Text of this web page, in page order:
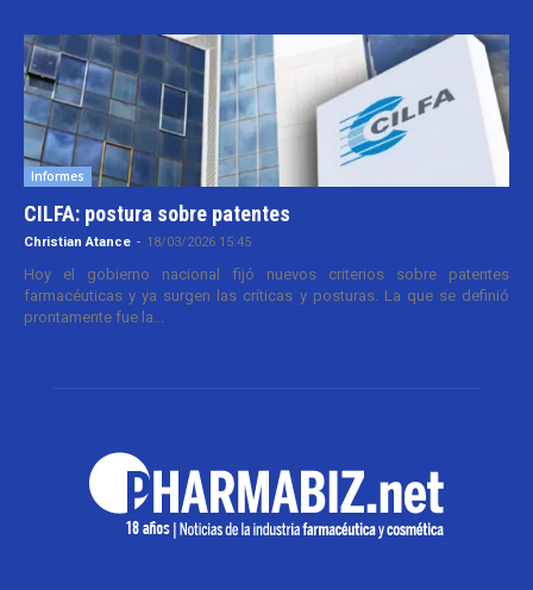
Informes
CILFA: postura sobre patentes
Christian Atance - 18/03/2026 15:45
Hoy el gobierno nacional fijó nuevos criterios sobre patentes
farmacéuticas y ya surgen las críticas y posturas. La que se definió
prontamente fue la...